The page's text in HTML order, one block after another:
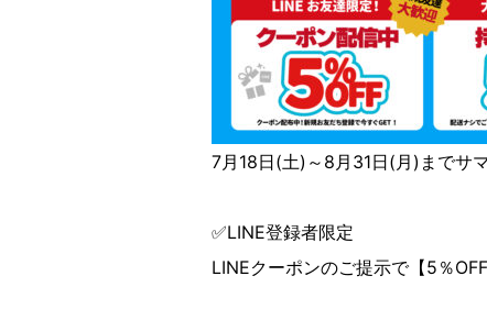
7月18日(土)～8月31日(月)までサ
✅LINE登録者限定
LINEクーポンのご提示で【5％OFF